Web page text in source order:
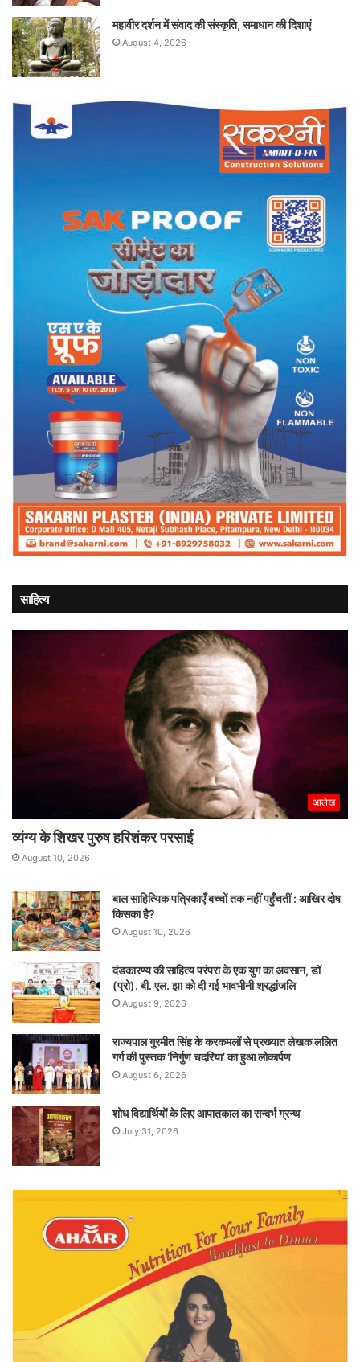
महावीर दर्शन में संवाद की संस्कृति, समाधान की दिशाएं
August 4, 2026
साहित्य
आलेख
व्यंग्य के शिखर पुरुष हरिशंकर परसाई
August 10, 2026
बाल साहित्यिक पत्रिकाएँ बच्चों तक नहीं पहुँचतीं : आखिर दोष
किसका है?
August 10, 2026
दंडकारण्य की साहित्य परंपरा के एक युग का अवसान, डॉ
(प्रो). बी. एल. झा को दी गई भावभीनी श्रद्धांजलि
August 9, 2026
राज्यपाल गुरमीत सिंह के करकमलों से प्रख्यात लेखक ललित
गर्ग की पुस्तक ‘निर्गुण चदरिया’ का हुआ लोकार्पण
August 6, 2026
शोध विद्यार्थियों के लिए आपातकाल का सन्दर्भ ग्रन्थ
July 31, 2026